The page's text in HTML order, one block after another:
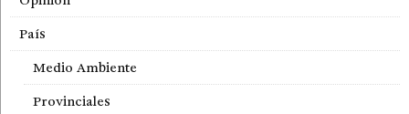
País
Medio Ambiente
Provinciales